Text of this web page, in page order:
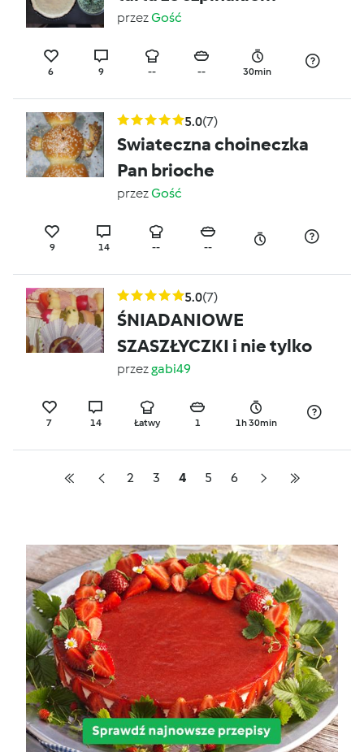
przezGość
6 9 -- -- 30min
5.0(7)
Swiateczna choineczka
Pan brioche
przezGość
9 14 -- --
5.0(7)
ŚNIADANIOWE
SZASZŁYCZKI i nie tylko
przezgabi49
7 14 Łatwy 1 1h 30min
2 3 4 5 6